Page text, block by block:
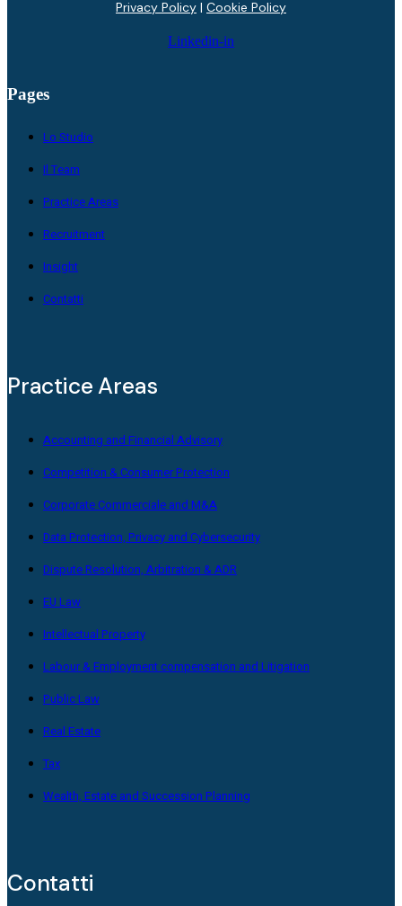
Privacy Policy | Cookie Policy
Linkedin-in
Pages
Lo Studio
Il Team
Practice Areas
Recruitment
Insight
Contatti
Practice Areas
Accounting and Financial Advisory
Competition & Consumer Protection
Corporate Commerciale and M&A
Data Protection, Privacy and Cybersecurity
Dispute Resolution, Arbitration & ADR
EU Law
Intellectual Property
Labour & Employment compensation and Litigation
Public Law
Real Estate
Tax
Wealth, Estate and Succession Planning
Contatti